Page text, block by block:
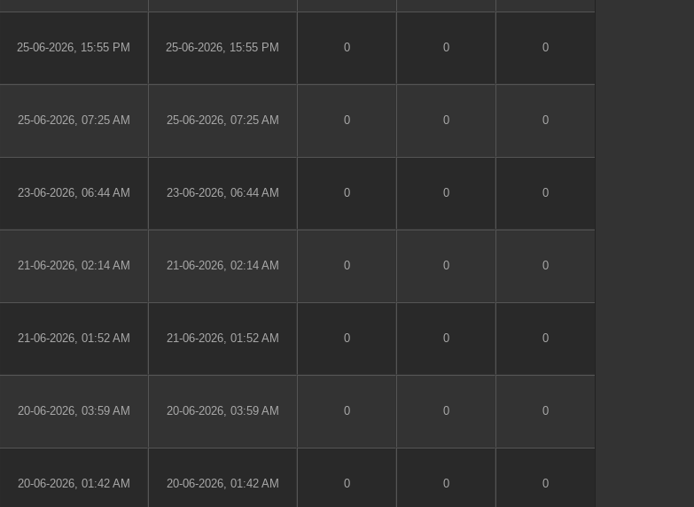
25-06-2026, 15:55 PM 25-06-2026, 15:55 PM 0 0 0
25-06-2026, 07:25 AM 25-06-2026, 07:25 AM 0 0 0
23-06-2026, 06:44 AM 23-06-2026, 06:44 AM 0 0 0
21-06-2026, 02:14 AM 21-06-2026, 02:14 AM 0 0 0
21-06-2026, 01:52 AM 21-06-2026, 01:52 AM 0 0 0
20-06-2026, 03:59 AM 20-06-2026, 03:59 AM 0 0 0
20-06-2026, 01:42 AM 20-06-2026, 01:42 AM 0 0 0